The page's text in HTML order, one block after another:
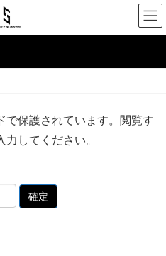
で保護されています。閲覧す
してください。